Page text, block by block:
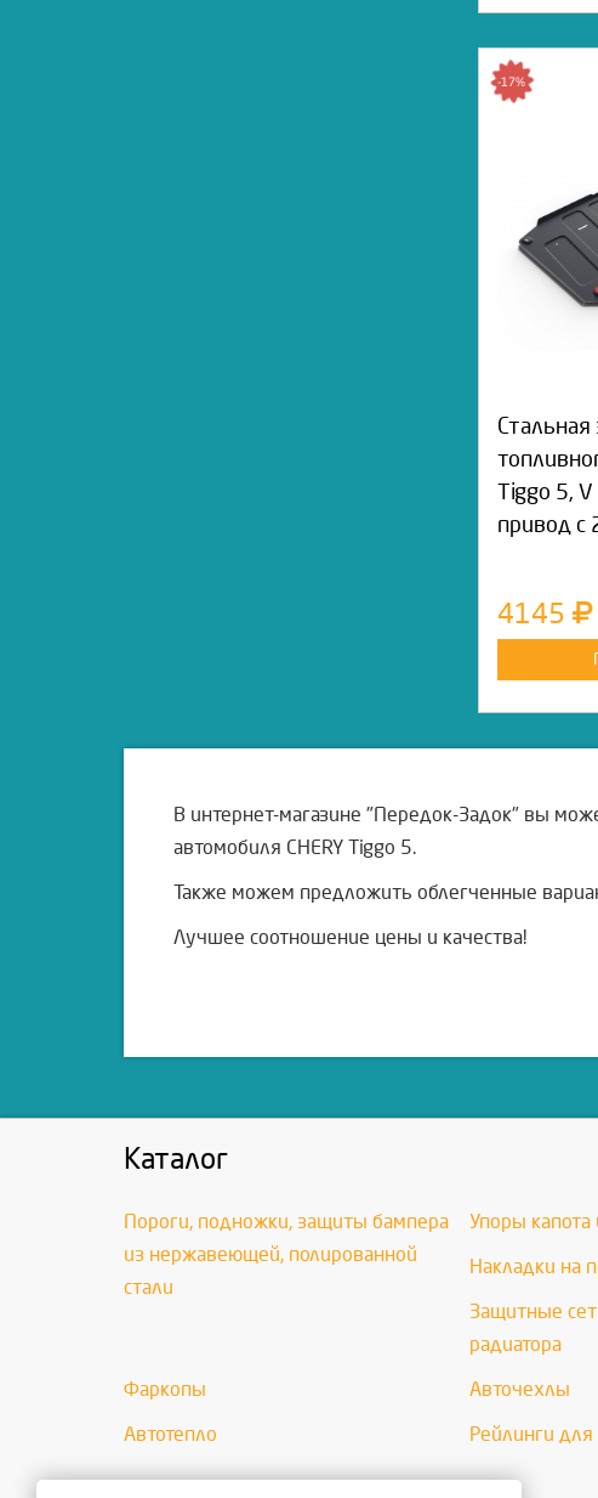
Tiggo 5,
привод с
-17%
4145
В интернет-магазине "Передок-Задок" вы
автомобиля CHERY Tiggo 5.
Также можем предложить облегченные
Лучшее соотношение цены и качества!
Каталог
Пороги, подножки, защиты бампера
из нержавеющей, полированной
стали
Упоры капота
Накладки на
Защитные
радиатора
Фаркопы Авточехлы
Автотепло Рейлинги